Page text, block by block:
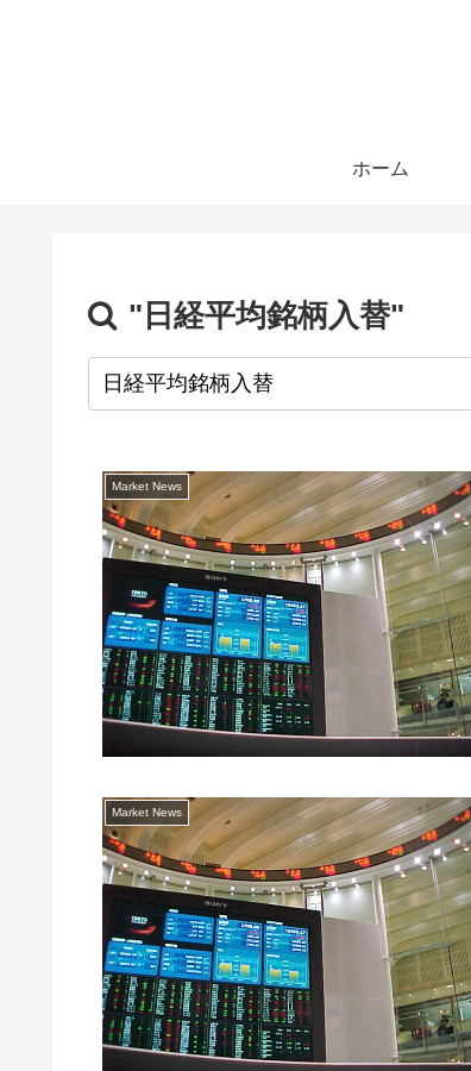
ホーム
"日経平均銘柄入替"
Market News
Market News